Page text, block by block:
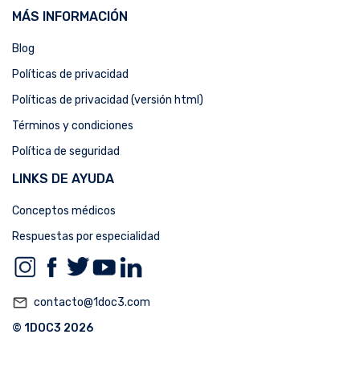
MÁS INFORMACIÓN
Blog
Políticas de privacidad
Políticas de privacidad (versión html)
Términos y condiciones
Política de seguridad
LINKS DE AYUDA
Conceptos médicos
Respuestas por especialidad
mail_outline contacto@1doc3.com
© 1DOC3 2026